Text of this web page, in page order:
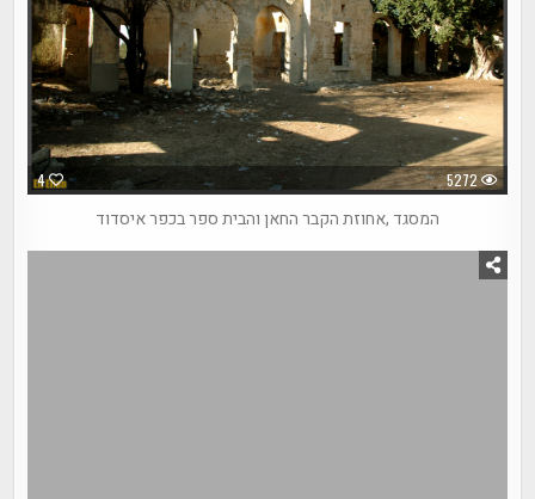
4 5272
המסגד ,אחוזת הקבר החאן והבית ספר בכפר איסדוד